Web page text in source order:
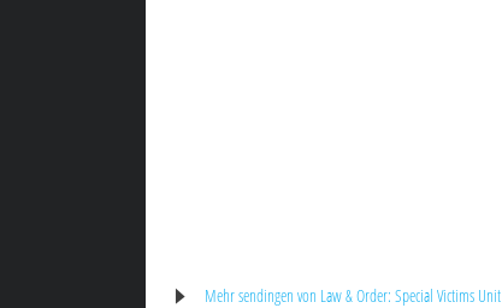
Mehr sendingen von Law & Order: Special Victims Unit